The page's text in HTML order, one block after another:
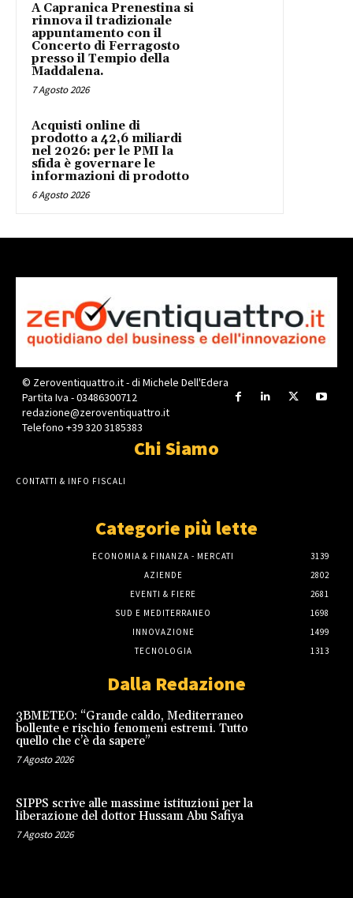
A Capranica Prenestina si
rinnova il tradizionale
appuntamento con il
Concerto di Ferragosto
presso il Tempio della
Maddalena.
7 Agosto 2026
Acquisti online di
prodotto a 42,6 miliardi
nel 2026: per le PMI la
sfida è governare le
informazioni di prodotto
6 Agosto 2026
© Zeroventiquattro.it - di Michele Dell'Edera
Partita Iva - 03486300712
redazione@zeroventiquattro.it
Telefono +39 320 3185383
Chi Siamo
CONTATTI & INFO FISCALI
Categorie più lette
ECONOMIA & FINANZA - MERCATI
3139
AZIENDE
2802
EVENTI & FIERE
2681
SUD E MEDITERRANEO
1698
INNOVAZIONE
1499
TECNOLOGIA
1313
Dalla Redazione
3BMETEO: “Grande caldo, Mediterraneo
bollente e rischio fenomeni estremi. Tutto
quello che c’è da sapere”
7 Agosto 2026
SIPPS scrive alle massime istituzioni per la
liberazione del dottor Hussam Abu Safiya
7 Agosto 2026